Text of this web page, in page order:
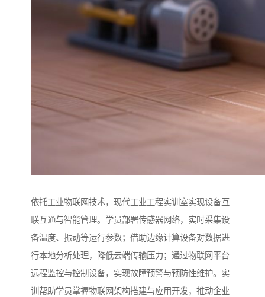
依托工业物联网技术，现代工业工程实训室实现设备互
联互通与智能管理。学员部署传感器网络，实时采集设
备温度、振动等运行参数；借助边缘计算设备对数据进
行本地分析处理，降低云端传输压力；通过物联网平台
远程监控与控制设备，实现故障预警与预防性维护。实
训帮助学员掌握物联网架构搭建与应用开发，推动企业